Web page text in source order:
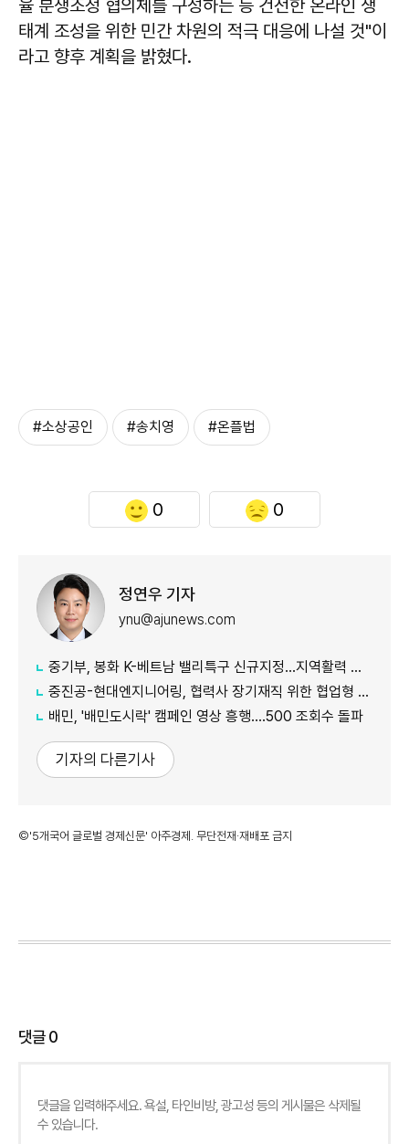
율 분쟁조정 협의체를 구성하는 등 건전한 온라인 생
태계 조성을 위한 민간 차원의 적극 대응에 나설 것"이
라고 향후 계획을 밝혔다.
#소상공인 #송치영 #온플법
0 0
정연우 기자
ynu@ajunews.com
중기부, 봉화 K-베트남 밸리특구 신규지정...지역활력 거점 조성
중진공-현대엔지니어링, 협력사 장기재직 위한 협업형 공제 추진
배민, '배민도시락' 캠페인 영상 흥행....500 조회수 돌파
기자의 다른기사
©'5개국어 글로벌 경제신문' 아주경제. 무단전재·재배포 금지
댓글0